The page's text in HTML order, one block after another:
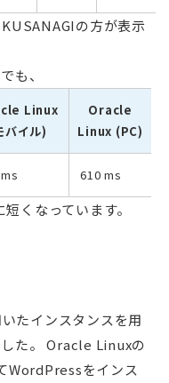
の方が表示
も、
Linux
バイル)
Oracle
Linux (PC)
610 ms
くなっています。
たインスタンスを用
た。 Oracle Linuxの
WordPressをインス